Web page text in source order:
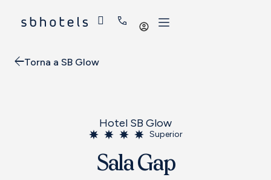
Iniciar
Torna a SB Glow
Hotel SB Glow
Superior
Sala Gap